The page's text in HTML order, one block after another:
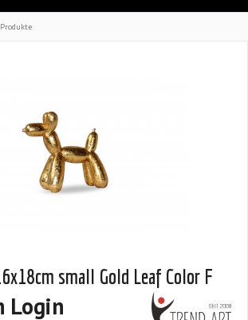
Produkte
small Gold Leaf Color F
Login